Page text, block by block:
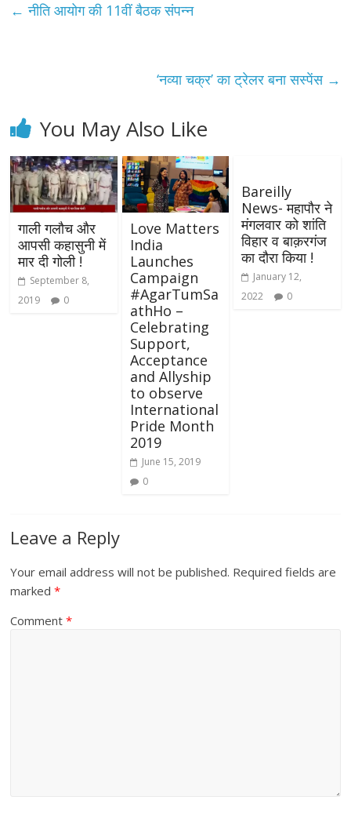
← नीति आयोग की 11वीं बैठक संपन्न
‘नव्या चक्र’ का ट्रेलर बना सस्पेंस →
You May Also Like
गाली गलौच और
आपसी कहासुनी में
मार दी गोली !
September 8,
2019
0
Love Matters
India
Launches
Campaign
#AgarTumSa
athHo –
Celebrating
Support,
Acceptance
and Allyship
to observe
International
Pride Month
2019
June 15, 2019
0
Bareilly
News- महापौर ने
मंगलवार को शांति
विहार व बाक़रगंज
का दौरा किया !
January 12,
2022
0
Leave a Reply
Your email address will not be published. Required fields are
marked*
Comment*